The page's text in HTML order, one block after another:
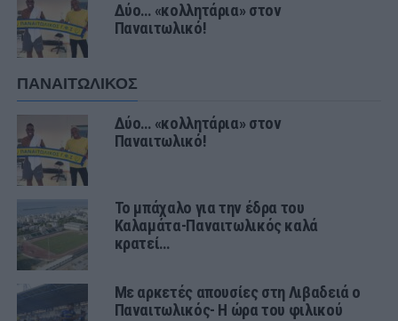
Δύο… «κολλητάρια» στον
Παναιτωλικό!
ΠΑΝΑΙΤΩΛΙΚΟΣ
Δύο… «κολλητάρια» στον
Παναιτωλικό!
Το μπάχαλο για την έδρα του
Καλαμάτα-Παναιτωλικός καλά
κρατεί…
Με αρκετές απουσίες στη Λιβαδειά ο
Παναιτωλικός- Η ώρα του φιλικού